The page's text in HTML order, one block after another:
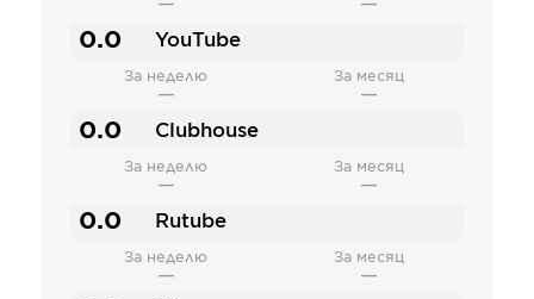
— —
0.0 YouTube
За неделю
—
За месяц
—
0.0 Clubhouse
За неделю
—
За месяц
—
0.0 Rutube
За неделю
—
За месяц
—